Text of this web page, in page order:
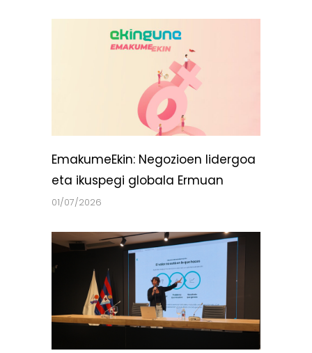
EmakumeEkin: Negozioen lidergoa
eta ikuspegi globala Ermuan
01/07/2026